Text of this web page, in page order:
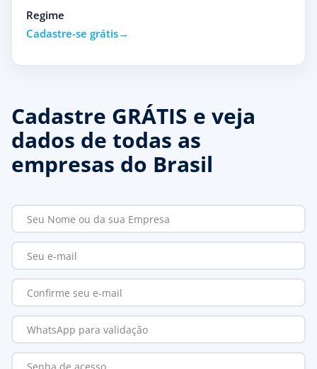
Regime
Cadastre-se grátis
Cadastre GRÁTIS e veja
dados de todas as
empresas do Brasil